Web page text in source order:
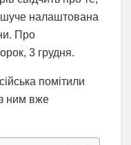
налаштована
Про
3 грудня.
помітили
ним вже